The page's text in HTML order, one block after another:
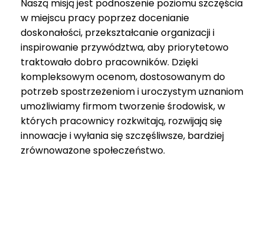
Naszą misją jest podnoszenie poziomu szczęścia
w miejscu pracy poprzez docenianie
doskonałości, przekształcanie organizacji i
inspirowanie przywództwa, aby priorytetowo
traktowało dobro pracowników. Dzięki
kompleksowym ocenom, dostosowanym do
potrzeb spostrzeżeniom i uroczystym uznaniom
umożliwiamy firmom tworzenie środowisk, w
których pracownicy rozkwitają, rozwijają się
innowacje i wyłania się szczęśliwsze, bardziej
zrównoważone społeczeństwo.